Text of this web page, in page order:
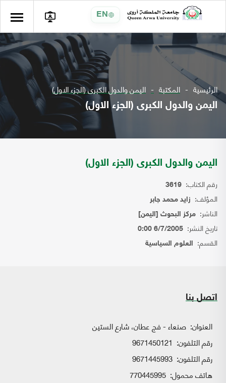
EN
الرئيسية المكتبة اليمن والدول الكبرى (الجزء الاول)
اليمن والدول الكبرى (الجزء الاول)
اليمن والدول الكبرى (الجزء الاول)
رقم الكتاب: 3619
المؤلف: زايد محمد جابر
الناشر: مركز البحوث [اليمن]
تاريخ النشر: 6/7/2005 0:00
القسم: العلوم السياسية
اتصل بنا
العنوان: صنعاء - فج عطان، شارع الستين
رقم التلفون: 9671450121
رقم التلفون: 9671445993
هاتف محمول: 770445995